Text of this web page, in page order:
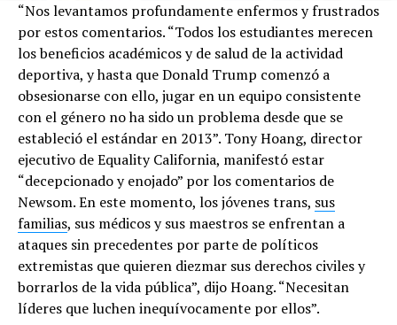
“Nos levantamos profundamente enfermos y frustrados
por estos comentarios. “Todos los estudiantes merecen
los beneficios académicos y de salud de la actividad
deportiva, y hasta que Donald Trump comenzó a
obsesionarse con ello, jugar en un equipo consistente
con el género no ha sido un problema desde que se
estableció el estándar en 2013”. Tony Hoang, director
ejecutivo de Equality California, manifestó estar
“decepcionado y enojado” por los comentarios de
Newsom. En este momento, los jóvenes trans, sus
familias, sus médicos y sus maestros se enfrentan a
ataques sin precedentes por parte de políticos
extremistas que quieren diezmar sus derechos civiles y
borrarlos de la vida pública”, dijo Hoang. “Necesitan
líderes que luchen inequívocamente por ellos”.